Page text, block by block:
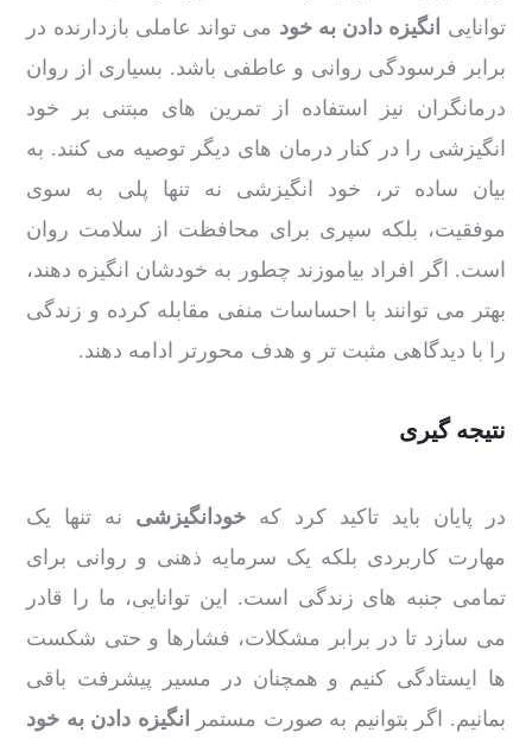
توانایی انگیزه دادن به خود می تواند عاملی بازدارنده در
برابر فرسودگی روانی و عاطفی باشد. بسیاری از روان
درمانگران نیز استفاده از تمرین های مبتنی بر خود
انگیزشی را در کنار درمان های دیگر توصیه می کنند. به
بیان ساده تر، خود انگیزشی نه تنها پلی به سوی
موفقیت، بلکه سپری برای محافظت از سلامت روان
است. اگر افراد بیاموزند چطور به خودشان انگیزه دهند،
بهتر می توانند با احساسات منفی مقابله کرده و زندگی
را با دیدگاهی مثبت تر و هدف محورتر ادامه دهند.
نتیجه گیری
در پایان باید تاکید کرد که خودانگیزشی نه تنها یک
مهارت کاربردی بلکه یک سرمایه ذهنی و روانی برای
تمامی جنبه های زندگی است. این توانایی، ما را قادر
می سازد تا در برابر مشکلات، فشارها و حتی شکست
ها ایستادگی کنیم و همچنان در مسیر پیشرفت باقی
بمانیم. اگر بتوانیم به صورت مستمر
انگیزه دادن به خود